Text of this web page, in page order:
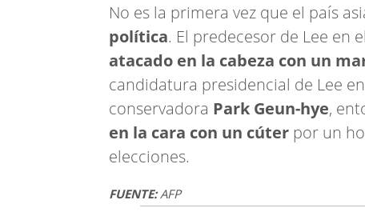
No es la primera vez que el país
política. El predecesor de Lee en
atacado en la cabeza con un
candidatura presidencial de Lee
conservadora Park Geun-hye,
en la cara con un cúter por un
elecciones.
FUENTE:AFP